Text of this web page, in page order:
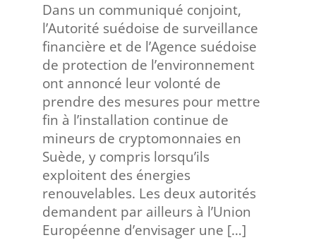
Dans un communiqué conjoint,
l’Autorité suédoise de surveillance
financière et de l’Agence suédoise
de protection de l’environnement
ont annoncé leur volonté de
prendre des mesures pour mettre
fin à l’installation continue de
mineurs de cryptomonnaies en
Suède, y compris lorsqu’ils
exploitent des énergies
renouvelables. Les deux autorités
demandent par ailleurs à l’Union
Européenne d’envisager une […]